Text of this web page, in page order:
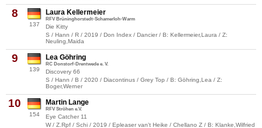
8
137
Laura Kellermeier
RFV Brüninghorstedt-Schamerloh-Warm
Die Kitty
S / Hann / R / 2019 / Don Index / Dancier / B: Kellermeier,Laura / Z:
Neuling,Maida
9
139
Lea Göhring
RC Donstorf-Drentwede e. V.
Discovery 66
S / Hann / B / 2020 / Diacontinus / Grey Top / B: Göhring,Lea / Z:
Boger,Werner
10
154
Martin Lange
RFV Ströhen e.V.
Eye Catcher 11
W / Z.Rpf / Schi / 2019 / Epleaser van't Heike / Chellano Z / B: Klanke,Wilfried